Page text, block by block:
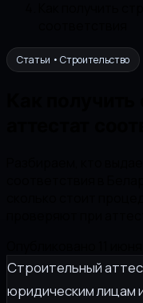
Статьи • Строительство
Строительный
юридическим лицам